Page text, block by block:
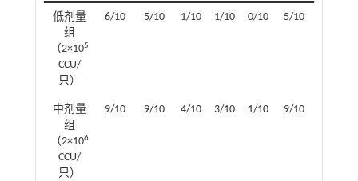
低剂量
组
（2×105
CCU/
只）
6/10 5/10 1/10 1/10 0/10 5/10
中剂量
组
（2×106
CCU/
只）
9/10 9/10 4/10 3/10 1/10 9/10